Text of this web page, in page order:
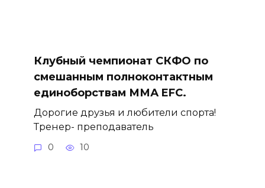
Клубный чемпионат СКФО по
смешанным полноконтактным
единоборствам ММА EFC.
Дорогие друзья и любители спорта!
Тренер- преподаватель
0 10